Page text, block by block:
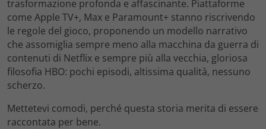
trasformazione profonda e affascinante. Piattaforme
come Apple TV+, Max e Paramount+ stanno riscrivendo
le regole del gioco, proponendo un modello narrativo
che assomiglia sempre meno alla macchina da guerra di
contenuti di Netflix e sempre più alla vecchia, gloriosa
filosofia HBO: pochi episodi, altissima qualità, nessuno
scherzo.
Mettetevi comodi, perché questa storia merita di essere
raccontata per bene.